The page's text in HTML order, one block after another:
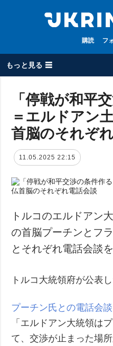
購読 フ
もっと見る ☰
全てのトピック
戦争
政治
経済・復興
防衛
社会・文化
スポーツ
犯罪
追加
インタビュー
写真
「停戦が和平
＝エルドアン
首脳のそれぞ
11.05.2025 22:15
トルコのエルドアン
の首脳プーチンとフ
とそれぞれ電話会談を
トルコ大統領府が公表し
プーチン氏との電話会談
「エルドアン大統領は
て、交渉が止まった場